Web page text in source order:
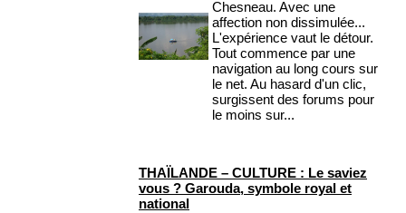
Chesneau. Avec une
affection non dissimulée...
L'expérience vaut le détour.
Tout commence par une
navigation au long cours sur
le net. Au hasard d'un clic,
surgissent des forums pour
le moins sur...
THAÏLANDE – CULTURE : Le saviez
vous ? Garouda, symbole royal et
national